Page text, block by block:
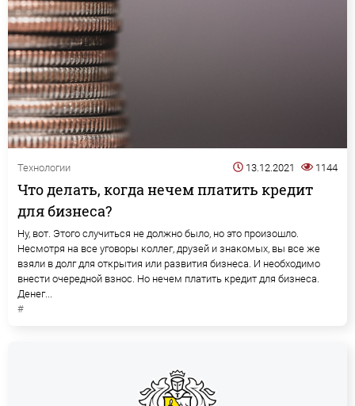
Технологии 13.12.2021 1144
Что делать, когда нечем платить кредит
для бизнеса?
Ну, вот. Этого случиться не должно было, но это произошло.
Несмотря на все уговоры коллег, друзей и знакомых, вы все же
взяли в долг для открытия или развития бизнеса. И необходимо
внести очередной взнос. Но нечем платить кредит для бизнеса.
Денег...
#